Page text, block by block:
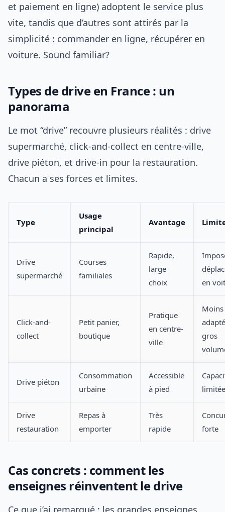
et paiement en ligne) adoptent le service plus
vite, tandis que d’autres sont attirés par la
simplicité : commander en ligne, récupérer en
voiture. Sound familiar?
Types de drive en France : un
panorama
Le mot “drive” recouvre plusieurs réalités : drive
supermarché, click-and-collect en centre-ville,
drive piéton, et drive-in pour la restauration.
Chacun a ses forces et limites.
Type
Usage
principal
Avantage
Drive
supermarché
Courses
familiales
Rapide,
large
choix
en
Click-and-
collect
Petit panier,
boutique
Pratique
en centre-
ville
Moins
gros
Drive piéton
Consommation
urbaine
Accessible
à pied
limitée
Drive
restauration
Repas à
emporter
Très
rapide
forte
Cas concrets : comment les
enseignes réinventent le drive